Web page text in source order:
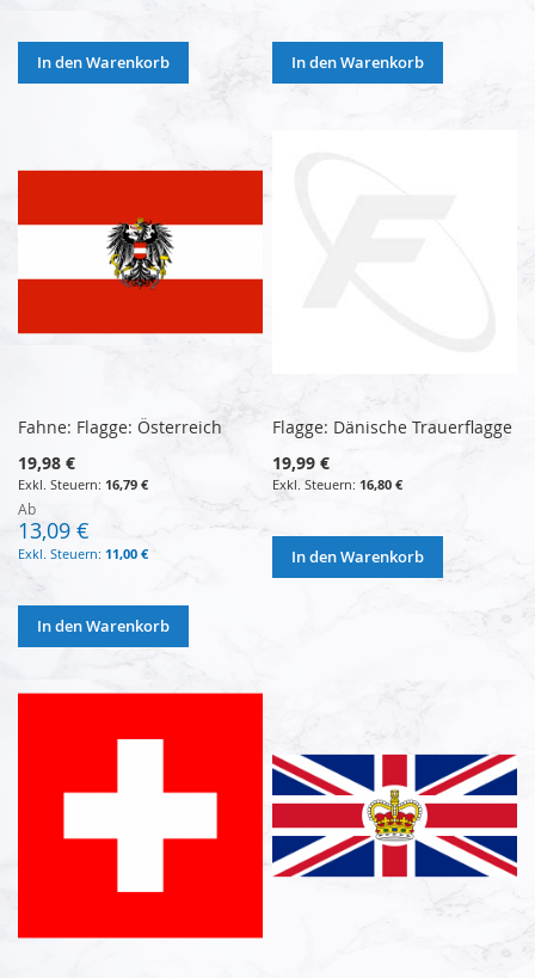
In den Warenkorb In den Warenkorb
Fahne: Flagge: Österreich
19,98 €
16,79 €
Ab
13,09 €
11,00 €
In den Warenkorb
Flagge: Dänische Trauerflagge
19,99 €
16,80 €
In den Warenkorb